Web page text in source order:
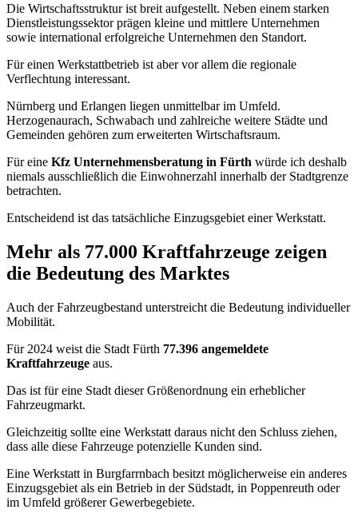
Die Wirtschaftsstruktur ist breit aufgestellt. Neben einem starken
Dienstleistungssektor prägen kleine und mittlere Unternehmen
sowie international erfolgreiche Unternehmen den Standort.
Für einen Werkstattbetrieb ist aber vor allem die regionale
Verflechtung interessant.
Nürnberg und Erlangen liegen unmittelbar im Umfeld.
Herzogenaurach, Schwabach und zahlreiche weitere Städte und
Gemeinden gehören zum erweiterten Wirtschaftsraum.
Für eine Kfz Unternehmensberatung in Fürth würde ich deshalb
niemals ausschließlich die Einwohnerzahl innerhalb der Stadtgrenze
betrachten.
Entscheidend ist das tatsächliche Einzugsgebiet einer Werkstatt.
Mehr als 77.000 Kraftfahrzeuge zeigen
die Bedeutung des Marktes
Auch der Fahrzeugbestand unterstreicht die Bedeutung individueller
Mobilität.
Für 2024 weist die Stadt Fürth 77.396 angemeldete
Kraftfahrzeuge aus.
Das ist für eine Stadt dieser Größenordnung ein erheblicher
Fahrzeugmarkt.
Gleichzeitig sollte eine Werkstatt daraus nicht den Schluss ziehen,
dass alle diese Fahrzeuge potenzielle Kunden sind.
Eine Werkstatt in Burgfarrnbach besitzt möglicherweise ein anderes
Einzugsgebiet als ein Betrieb in der Südstadt, in Poppenreuth oder
im Umfeld größerer Gewerbegebiete.